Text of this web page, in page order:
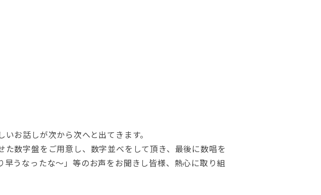
お話しが次から次へと出てきます。
数字盤をご用意し、数字並べをして頂き、最後に数唱を
うなったな～」等のお声をお聞きし皆様、熱心に取り組